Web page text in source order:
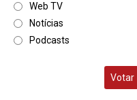
Web TV
Notícias
Podcasts
Votar